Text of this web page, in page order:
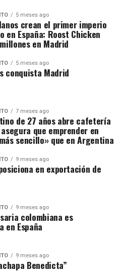
5 meses ago
crean el primer imperio
en España: Roost Chicken
en Madrid
5 meses ago
conquista Madrid
7 meses ago
de 27 años abre cafetería
que emprender en
sencillo» que en Argentina
9 meses ago
en exportación de
9 meses ago
colombiana es
en España
9 meses ago
Benedicta”